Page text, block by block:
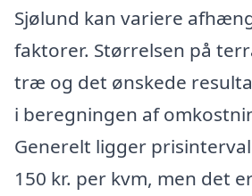
Sjølund kan variere
faktorer. Størrelsen på
træ og det ønskede
i beregningen af
Generelt ligger
150 kr. per kvm, men det